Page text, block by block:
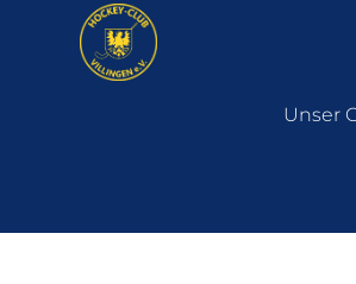
Unser